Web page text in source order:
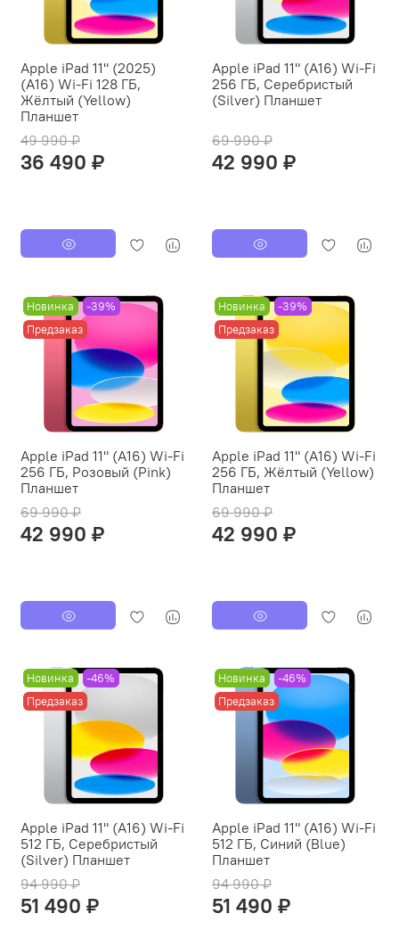
Apple iPad 11" (2025)
(A16) Wi-Fi 128 ГБ,
Жёлтый (Yellow)
Планшет
49 990 ₽
36 490 ₽
Apple iPad 11" (A16) Wi-Fi
256 ГБ, Серебристый
(Silver) Планшет
69 990 ₽
42 990 ₽
Новинка
-39%
Предзаказ
Apple iPad 11" (A16) Wi-Fi
256 ГБ, Розовый (Pink)
Планшет
69 990 ₽
42 990 ₽
Новинка
-39%
Предзаказ
Apple iPad 11" (A16) Wi-Fi
256 ГБ, Жёлтый (Yellow)
Планшет
69 990 ₽
42 990 ₽
Новинка
-46%
Предзаказ
Apple iPad 11" (A16) Wi-Fi
512 ГБ, Серебристый
(Silver) Планшет
94 990 ₽
51 490 ₽
Новинка
-46%
Предзаказ
Apple iPad 11" (A16) Wi-Fi
512 ГБ, Синий (Blue)
Планшет
94 990 ₽
51 490 ₽